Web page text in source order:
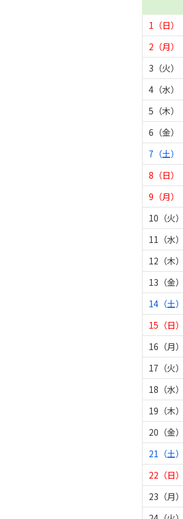
1（日）
2（月）
3（火）
4（水）
5（木）
6（金）
7（土）
8（日）
9（月）
10（火）
11（水）
12（木）
13（金）
14（土）
15（日）
16（月）
17（火）
18（水）
19（木）
20（金）
21（土）
22（日）
23（月）